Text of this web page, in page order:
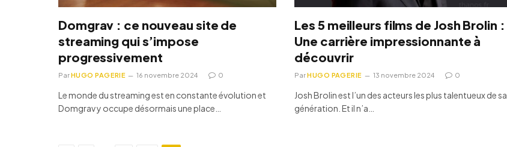
Domgrav : ce nouveau site de
streaming qui s’impose
progressivement
ParHUGO PAGERIE 16 novembre 2024 0
Le monde du streaming est en constante évolution et
Domgrav y occupe désormais une place…
Les 5 meilleurs films de Josh Brolin :
Une carrière impressionnante à
découvrir
ParHUGO PAGERIE 13 novembre 2024 0
Josh Brolin est l’un des acteurs les plus talentueux de sa
génération. Et il n’a…